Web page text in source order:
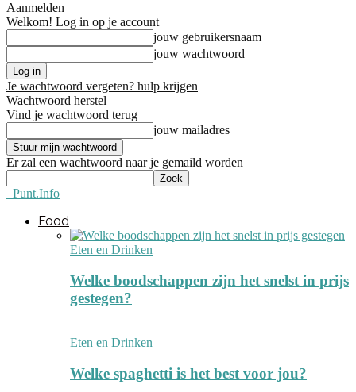
Aanmelden
Welkom! Log in op je account
jouw gebruikersnaam
jouw wachtwoord
Je wachtwoord vergeten? hulp krijgen
Wachtwoord herstel
Vind je wachtwoord terug
jouw mailadres
Er zal een wachtwoord naar je gemaild worden
Punt.Info
Food
Eten en Drinken
Welke boodschappen zijn het snelst in prijs
gestegen?
Eten en Drinken
Welke spaghetti is het best voor jou?